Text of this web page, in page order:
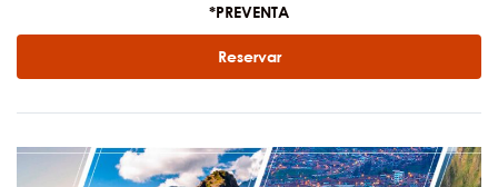
*PREVENTA
Reservar